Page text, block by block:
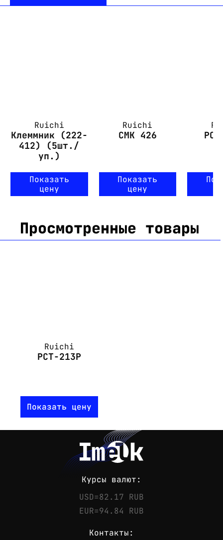
Ruichi
Клеммник (222-
412) (5шт./
уп.)
Показать
цену
Ruichi
СМК 426
Показать
цену
Просмотренные товары
Ruichi
PCT-213P
Показать цену
Курсы валют:
USD=82.17 RUB
EUR=94.84 RUB
Контакты: